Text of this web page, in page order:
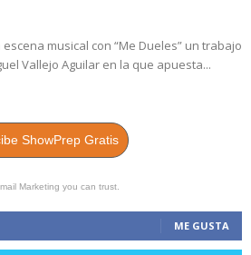
musical con “Me Dueles” un trabajo
Vallejo Aguilar en la que apuesta...
ShowPrep Gratis
Marketing you can trust.
ME GUSTA